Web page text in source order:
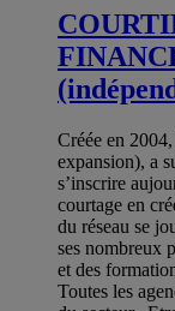
Créée en
expansion), a
s’inscrire
courtage en
du réseau se
ses nombreux
et des
Toutes les